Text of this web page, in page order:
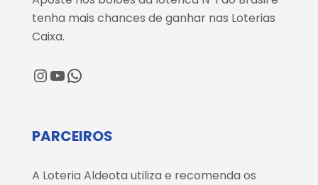
tenha mais chances de ganhar nas Loterias
Caixa.
@loteriaaldeota
@loteriaaldeota
Central de Atendimento
PARCEIROS
A Loteria Aldeota utiliza e recomenda os